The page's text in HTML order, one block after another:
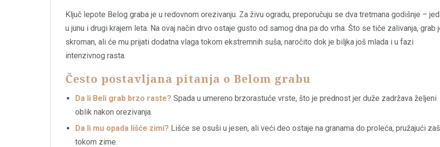
Ključ lepote Belog graba je u redovnom orezivanju. Za živu ogradu, preporučuju se dva tretmana godišnje –
u junu i drugi krajem leta. Na ovaj način drvo ostaje gusto od samog dna pa do vrha. Što se tiče zalivanja, grab
skroman, ali će mu prijati dodatna vlaga tokom ekstremnih suša, naročito dok je biljka još mlada i u fazi
intenzivnog rasta.
Često postavljana pitanja o Belom grabu
Da li Beli grab brzo raste? Spada u umereno brzorastuće vrste, što je prednost jer duže zadržava željeni
oblik nakon orezivanja.
Da li mu opada lišće zimi? Lišće se osuši u jesen, ali veći deo ostaje na granama do proleća, pružajući
tokom zime.